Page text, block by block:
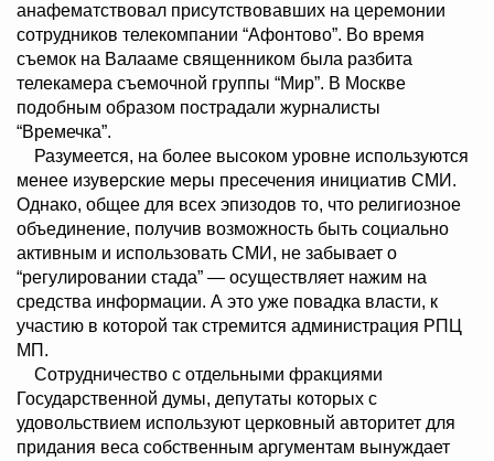
анафематствовал присутствовавших на церемонии
сотрудников телекомпании “Афонтово”. Во время
съемок на Валааме священником была разбита
телекамера съемочной группы “Мир”. В Москве
подобным образом пострадали журналисты
“Времечка”.
Разумеется, на более высоком уровне используются
менее изуверские меры пресечения инициатив СМИ.
Однако, общее для всех эпизодов то, что религиозное
объединение, получив возможность быть социально
активным и использовать СМИ, не забывает о
“регулировании стада” — осуществляет нажим на
средства информации. А это уже повадка власти, к
участию в которой так стремится администрация РПЦ
МП.
Сотрудничество с отдельными фракциями
Государственной думы, депутаты которых с
удовольствием используют церковный авторитет для
придания веса собственным аргументам вынуждает